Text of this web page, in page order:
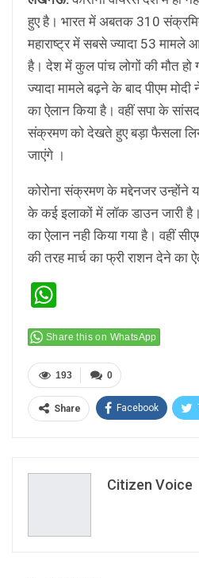
हुए है। भारत में अबतक 310
महाराष्ट्र में सबसे ज्यादा 53
है। देश में कुल पांच लोगों की मौत हो
ज्यादा मामले बढ़ने के बाद पीएम
का ऐलान किया है। वहीं सपा के सांसद
संक्रमण को देखते हुए बड़ा फैसला
जाएंगे ।
कोरोना संक्रमण के मद्देनजर
के कई इलाकों में लॉक डाउन जारी
का ऐलान नही किया गया है। वहीं
की तरह मार्च का फ्री राशन देने का
Share this on WhatsApp
0
193
Share Facebook
Citizen Voice